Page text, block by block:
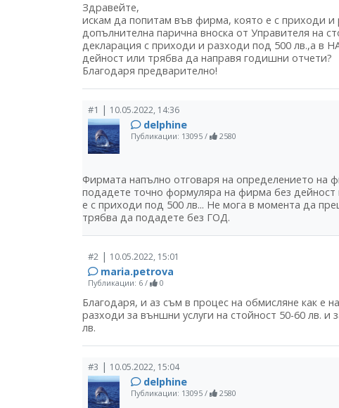
Здравейте,
искам да попитам във фирма, която е с приходи
допълнителна парична вноска от Управителя на
декларация с приходи и разходи под 500 лв.,а в
дейност или трябва да направя годишни отчети?
Благодаря предварително!
#1 | 10.05.2022, 14:36
delphine
Публикации: 13095 / 2580
Фирмата напълно отговаря на определението на
подадете точно формуляра на фирма без дейност
е с приходи под 500 лв... Не мога в момента да
трябва да подадете без ГОД.
#2 | 10.05.2022, 15:01
maria.petrova
Публикации: 6 / 0
Благодаря, и аз съм в процес на обмисляне как е
разходи за външни услуги на стойност 50-60 лв.
лв.
#3 | 10.05.2022, 15:04
delphine
Публикации: 13095 / 2580